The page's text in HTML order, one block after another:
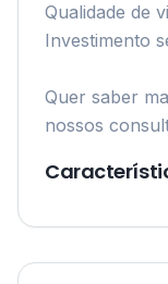
Qualidade de
Investimento
Quer saber
nossos